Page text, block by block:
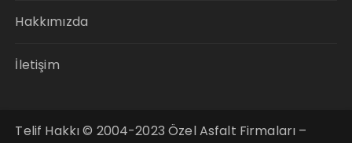
Hakkımızda
İletişim
Telif Hakkı © 2004-2023 Özel Asfalt Firmaları –